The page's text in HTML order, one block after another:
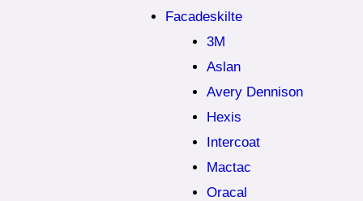
Facadeskilte
3M
Aslan
Avery Dennison
Hexis
Intercoat
Mactac
Oracal